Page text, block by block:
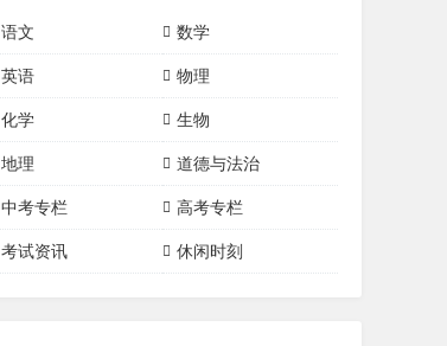
语文
诗词
数学
三角形
一次函数
圆
英语 物理
化学
高中化学
有机化合物
生物
地理 道德与法治
中考专栏 高考专栏
考试资讯 休闲时刻